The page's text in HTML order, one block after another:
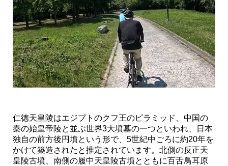
仁徳天皇陵はエジプトのクフ王のピラミッド、中国の
秦の始皇帝陵と並ぶ世界3大墳墓の一つといわれ、日本
独自の前方後円墳という形で、5世紀中ごろに約20年を
かけて築造されたと推定されています。北側の反正天
皇陵古墳、南側の履中天皇陵古墳とともに百舌鳥耳原